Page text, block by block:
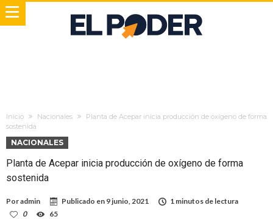
Inicio Nacionales
Planta de Acepar inicia producción de oxígeno de forma
sostenida
NACIONALES
Planta de Acepar inicia producción de oxígeno de forma
sostenida
Poradmin Publicado en 9 junio, 2021
1 minutos de lectura
0
65